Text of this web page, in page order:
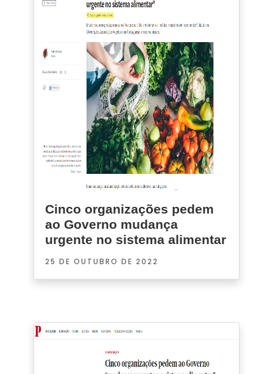
Cinco organizações pedem
ao Governo mudança
urgente no sistema alimentar
25 DE OUTUBRO DE 2022